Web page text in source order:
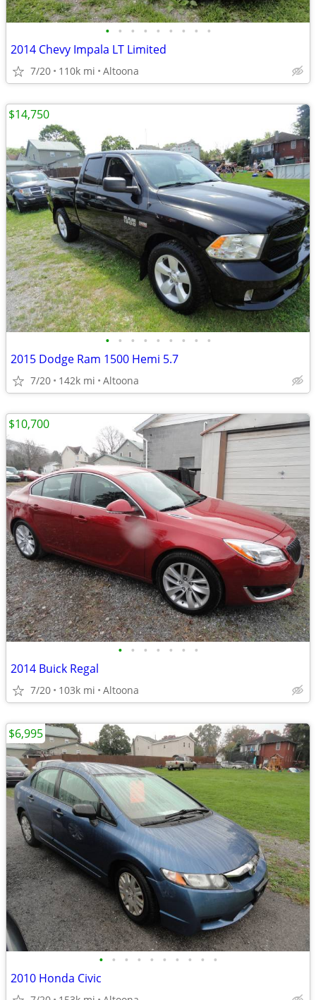
• • • • • • • • •
2014 Chevy Impala LT Limited
7/20 110k mi Altoona
• • • • • • • • •
2015 Dodge Ram 1500 Hemi 5.7
7/20 142k mi Altoona
$14,750
• • • • • • •
2014 Buick Regal
7/20 103k mi Altoona
$10,700
• • • • • • • • • •
2010 Honda Civic
$6,995